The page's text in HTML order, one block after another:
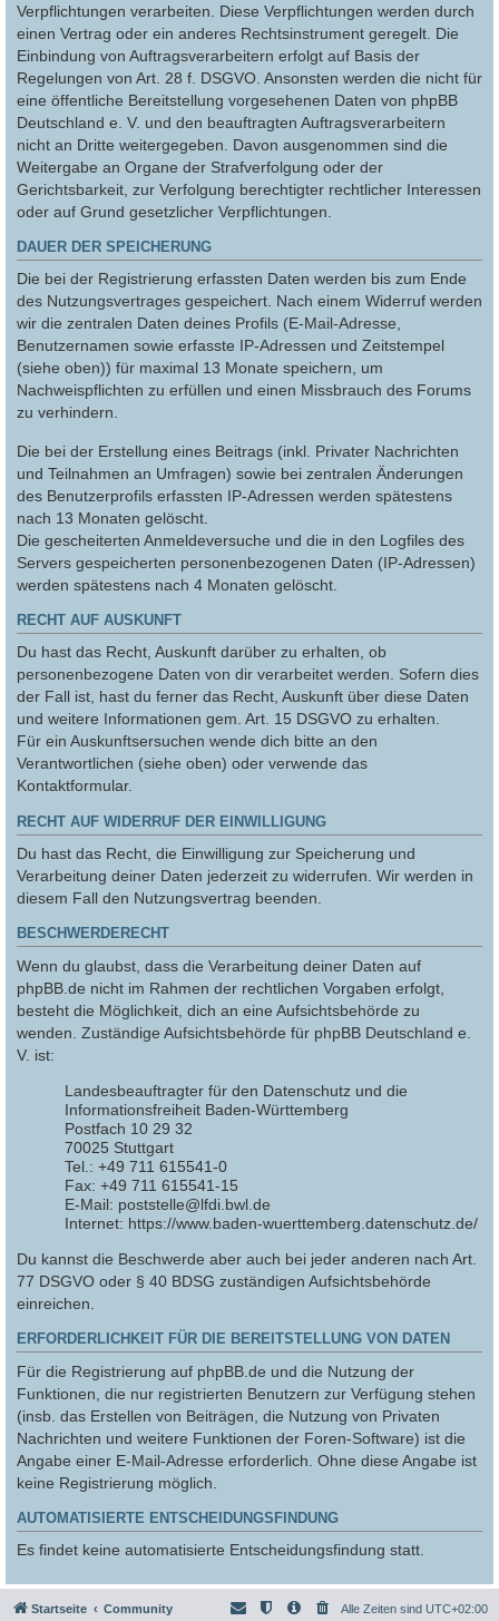
Verpflichtungen verarbeiten. Diese Verpflichtungen werden durch
einen Vertrag oder ein anderes Rechtsinstrument geregelt. Die
Einbindung von Auftragsverarbeitern erfolgt auf Basis der
Regelungen von Art. 28 f. DSGVO. Ansonsten werden die nicht für
eine öffentliche Bereitstellung vorgesehenen Daten von phpBB
Deutschland e. V. und den beauftragten Auftragsverarbeitern
nicht an Dritte weitergegeben. Davon ausgenommen sind die
Weitergabe an Organe der Strafverfolgung oder der
Gerichtsbarkeit, zur Verfolgung berechtigter rechtlicher Interessen
oder auf Grund gesetzlicher Verpflichtungen.
DAUER DER SPEICHERUNG
Die bei der Registrierung erfassten Daten werden bis zum Ende
des Nutzungsvertrages gespeichert. Nach einem Widerruf werden
wir die zentralen Daten deines Profils (E-Mail-Adresse,
Benutzernamen sowie erfasste IP-Adressen und Zeitstempel
(siehe oben)) für maximal 13 Monate speichern, um
Nachweispflichten zu erfüllen und einen Missbrauch des Forums
zu verhindern.
Die bei der Erstellung eines Beitrags (inkl. Privater Nachrichten
und Teilnahmen an Umfragen) sowie bei zentralen Änderungen
des Benutzerprofils erfassten IP-Adressen werden spätestens
nach 13 Monaten gelöscht.
Die gescheiterten Anmeldeversuche und die in den Logfiles des
Servers gespeicherten personenbezogenen Daten (IP-Adressen)
werden spätestens nach 4 Monaten gelöscht.
RECHT AUF AUSKUNFT
Du hast das Recht, Auskunft darüber zu erhalten, ob
personenbezogene Daten von dir verarbeitet werden. Sofern dies
der Fall ist, hast du ferner das Recht, Auskunft über diese Daten
und weitere Informationen gem. Art. 15 DSGVO zu erhalten.
Für ein Auskunftsersuchen wende dich bitte an den
Verantwortlichen (siehe oben) oder verwende das
Kontaktformular.
RECHT AUF WIDERRUF DER EINWILLIGUNG
Du hast das Recht, die Einwilligung zur Speicherung und
Verarbeitung deiner Daten jederzeit zu widerrufen. Wir werden in
diesem Fall den Nutzungsvertrag beenden.
BESCHWERDERECHT
Wenn du glaubst, dass die Verarbeitung deiner Daten auf
phpBB.de nicht im Rahmen der rechtlichen Vorgaben erfolgt,
besteht die Möglichkeit, dich an eine Aufsichtsbehörde zu
wenden. Zuständige Aufsichtsbehörde für phpBB Deutschland e.
V. ist:
Landesbeauftragter für den Datenschutz und die
Informationsfreiheit Baden-Württemberg
Postfach 10 29 32
70025 Stuttgart
Tel.: +49 711 615541-0
Fax: +49 711 615541-15
E-Mail: poststelle@lfdi.bwl.de
Internet: https://www.baden-wuerttemberg.datenschutz.de/
Du kannst die Beschwerde aber auch bei jeder anderen nach Art.
77 DSGVO oder § 40 BDSG zuständigen Aufsichtsbehörde
einreichen.
ERFORDERLICHKEIT FÜR DIE BEREITSTELLUNG VON DATEN
Für die Registrierung auf phpBB.de und die Nutzung der
Funktionen, die nur registrierten Benutzern zur Verfügung stehen
(insb. das Erstellen von Beiträgen, die Nutzung von Privaten
Nachrichten und weitere Funktionen der Foren-Software) ist die
Angabe einer E-Mail-Adresse erforderlich. Ohne diese Angabe ist
keine Registrierung möglich.
AUTOMATISIERTE ENTSCHEIDUNGSFINDUNG
Es findet keine automatisierte Entscheidungsfindung statt.
Startseite Community Alle Zeiten sind UTC+02:00